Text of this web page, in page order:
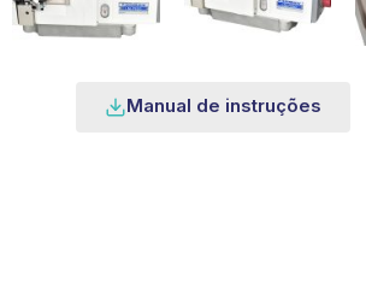
Manual de instruções